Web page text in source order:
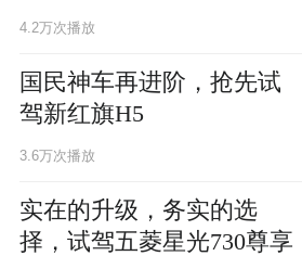
4.2万次播放
国民神车再进阶，抢先试
驾新红旗H5
3.6万次播放
实在的升级，务实的选
择，试驾五菱星光730尊享